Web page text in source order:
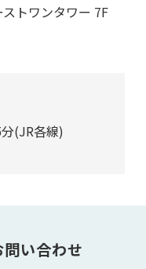
トワンタワー 7F
(JR各線)
い合わせ